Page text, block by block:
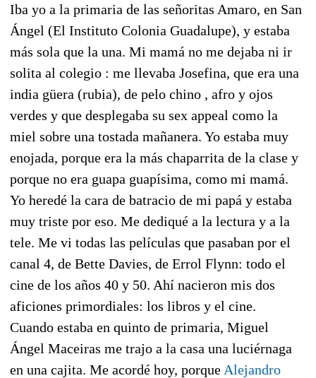
Iba yo a la primaria de las señoritas Amaro, en San
Ángel (El Instituto Colonia Guadalupe), y estaba
más sola que la una. Mi mamá no me dejaba ni ir
solita al colegio : me llevaba Josefina, que era una
india güera (rubia), de pelo chino , afro y ojos
verdes y que desplegaba su sex appeal como la
miel sobre una tostada mañanera. Yo estaba muy
enojada, porque era la más chaparrita de la clase y
porque no era guapa guapísima, como mi mamá.
Yo heredé la cara de batracio de mi papá y estaba
muy triste por eso. Me dediqué a la lectura y a la
tele. Me vi todas las películas que pasaban por el
canal 4, de Bette Davies, de Errol Flynn: todo el
cine de los años 40 y 50. Ahí nacieron mis dos
aficiones primordiales: los libros y el cine.
Cuando estaba en quinto de primaria, Miguel
Ángel Maceiras me trajo a la casa una luciérnaga
en una cajita. Me acordé hoy, porque Alejandro